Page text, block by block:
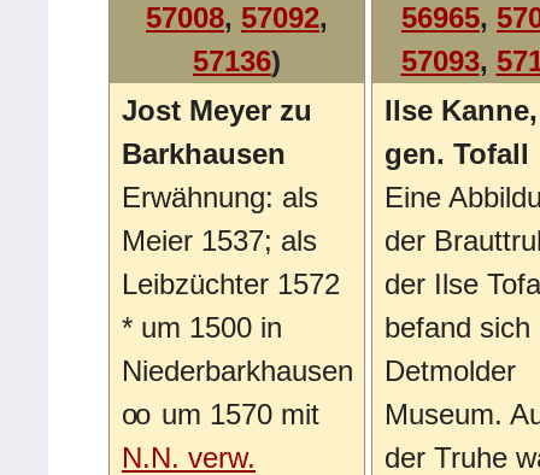
57008, 57092,
57136)
Jost Meyer zu
Barkhausen
Erwähnung: als
Meier 1537; als
Leibzüchter 1572
* um 1500 in
Niederbarkhausen
oo um 1570 mit
N.N. verw.
56965,
57093,
Ilse Kanne,
gen. Tofall
Eine
der
der Ilse
befand sich
Detmolder
Museum.
der Truhe